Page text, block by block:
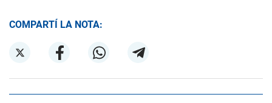
COMPARTÍ LA NOTA: